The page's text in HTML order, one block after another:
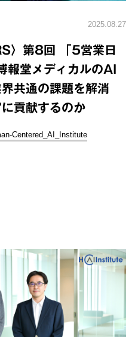
2025.08.27
〉第8回 「5営業日
堂メディカルのAI
共通の課題を解消
貢献するのか
Centered_AI_Institute